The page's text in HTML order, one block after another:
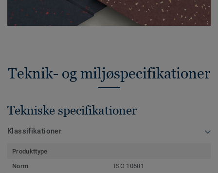
Teknik- og miljøspecifikationer
Tekniske specifikationer
Klassifikationer
Produkttype
Norm
ISO 10581